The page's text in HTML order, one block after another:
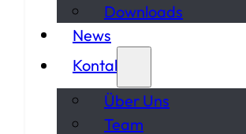
Downloads
News
Kontakt
Über Uns
Team